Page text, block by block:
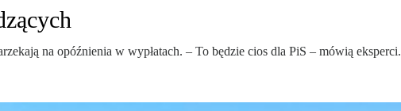
na opóźnienia w wypłatach. – To będzie cios dla PiS – mówią eksperci.